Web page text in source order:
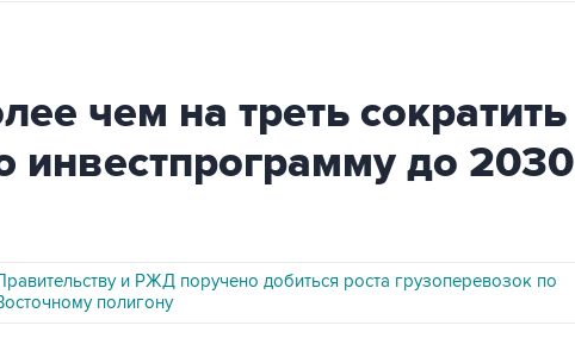
чем на треть сократить
инвестпрограмму до 2030
и РЖД поручено добиться роста грузоперевозок по
полигону